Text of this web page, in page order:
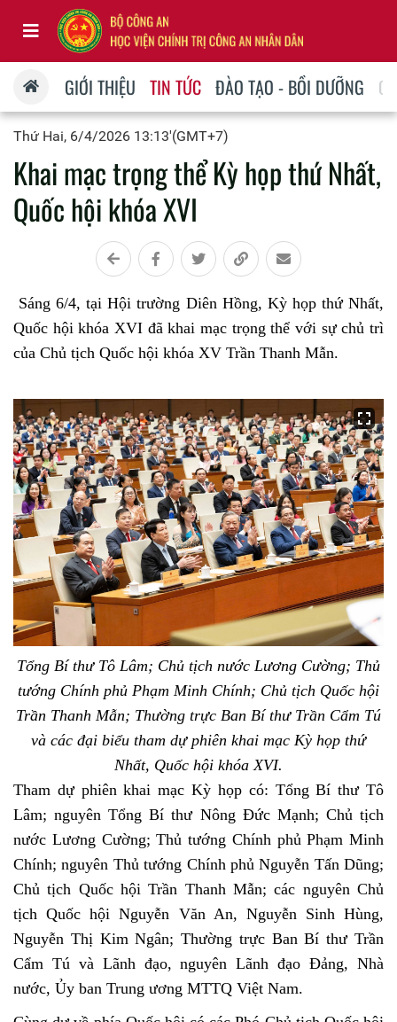
GIỚI THIỆU TIN TỨC ĐÀO TẠO - BỒI DƯỠNG
Thứ Hai, 6/4/2026 13:13'(GMT+7)
Khai mạc trọng thể Kỳ họp thứ Nhất,
Quốc hội khóa XVI
Sáng 6/4, tại Hội trường Diên Hồng, Kỳ họp thứ Nhất,
Quốc hội khóa XVI đã khai mạc trọng thể với sự chủ trì
của Chủ tịch Quốc hội khóa XV Trần Thanh Mẫn.
Tổng Bí thư Tô Lâm; Chủ tịch nước Lương Cường; Thủ
tướng Chính phủ Phạm Minh Chính; Chủ tịch Quốc hội
Trần Thanh Mẫn; Thường trực Ban Bí thư Trần Cẩm Tú
và các đại biểu tham dự phiên khai mạc Kỳ họp thứ
Nhất, Quốc hội khóa XVI.
Tham dự phiên khai mạc Kỳ họp có: Tổng Bí thư Tô
Lâm; nguyên Tổng Bí thư Nông Đức Mạnh; Chủ tịch
nước Lương Cường; Thủ tướng Chính phủ Phạm Minh
Chính; nguyên Thủ tướng Chính phủ Nguyễn Tấn Dũng;
Chủ tịch Quốc hội Trần Thanh Mẫn; các nguyên Chủ
tịch Quốc hội Nguyễn Văn An, Nguyễn Sinh Hùng,
Nguyễn Thị Kim Ngân; Thường trực Ban Bí thư Trần
Cẩm Tú và Lãnh đạo, nguyên Lãnh đạo Đảng, Nhà
nước, Ủy ban Trung ương MTTQ Việt Nam.